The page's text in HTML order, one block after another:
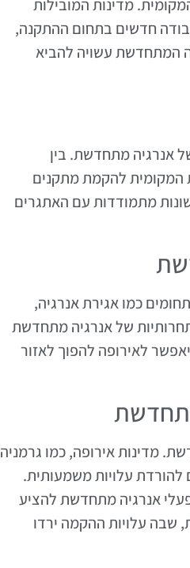
מדינות המובילות
חדשים בתחום ההתקנה,
המתחדשת עשויה להביא
אנרגיה מתחדשת. בין
המקומית להקמת מתקנים
מתמודדות עם האתגרים
כמו אגירת אנרגיה,
של אנרגיה מתחדשת
לאירופה להפוך לאזור
מדינות אירופה, כמו גרמניה
עלויות משמעותית.
אנרגיה מתחדשת להציע
שבה עלויות ההקמה ירדו